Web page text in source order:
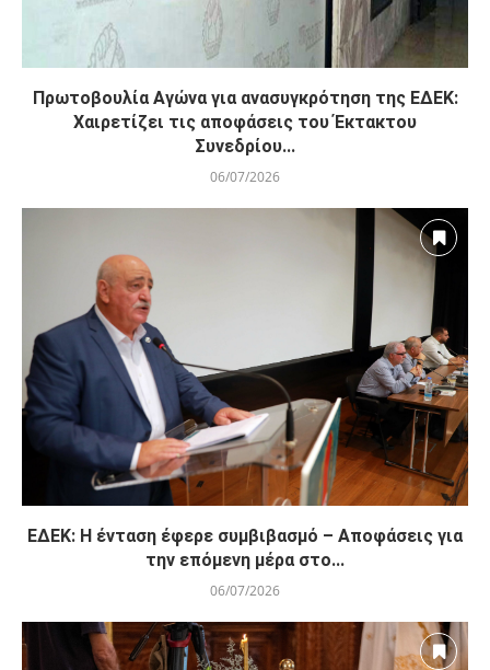
Πρωτοβουλία Αγώνα για ανασυγκρότηση της ΕΔΕΚ:
Χαιρετίζει τις αποφάσεις του Έκτακτου
Συνεδρίου...
06/07/2026
ΕΔΕΚ: Η ένταση έφερε συμβιβασμό – Αποφάσεις για
την επόμενη μέρα στο...
06/07/2026